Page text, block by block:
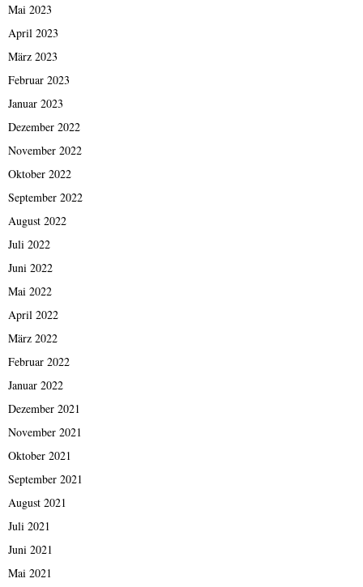
Mai 2023
April 2023
März 2023
Februar 2023
Januar 2023
Dezember 2022
November 2022
Oktober 2022
September 2022
August 2022
Juli 2022
Juni 2022
Mai 2022
April 2022
März 2022
Februar 2022
Januar 2022
Dezember 2021
November 2021
Oktober 2021
September 2021
August 2021
Juli 2021
Juni 2021
Mai 2021